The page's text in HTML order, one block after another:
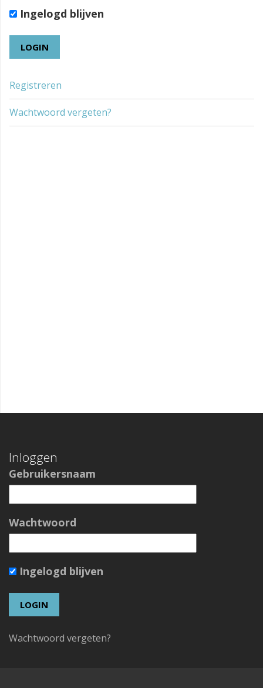
Ingelogd blijven
Registreren
Wachtwoord vergeten?
Inloggen
Gebruikersnaam
Wachtwoord
Ingelogd blijven
Wachtwoord vergeten?